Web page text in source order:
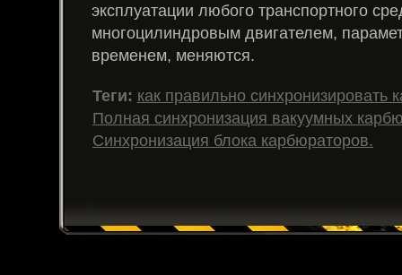
эксплуатации любого транспортного
многоцилиндровым двигателем,
временем, меняются.
Теги: как правильно синхронизировать
Полная синхронизация вакуумных
Синхронизация блока карбюраторов.